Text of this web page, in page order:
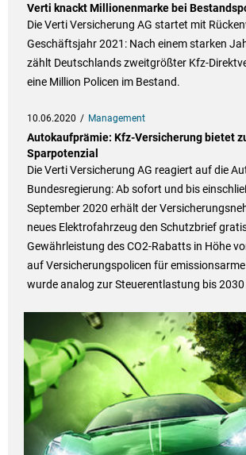
Verti knackt Millionenmarke bei
Die Verti Versicherung AG startet mit
Geschäftsjahr 2021: Nach einem starken
zählt Deutschlands zweitgrößter Kfz-
eine Million Policen im Bestand.
10.06.2020 Management
Autokaufprämie: Kfz-Versicherung bietet
Sparpotenzial
Die Verti Versicherung AG reagiert auf die
Bundesregierung: Ab sofort und bis
September 2020 erhält der
neues Elektrofahrzeug den Schutzbrief
Gewährleistung des CO2-Rabatts in Höhe
auf Versicherungspolicen für
wurde analog zur Steuerentlastung bis